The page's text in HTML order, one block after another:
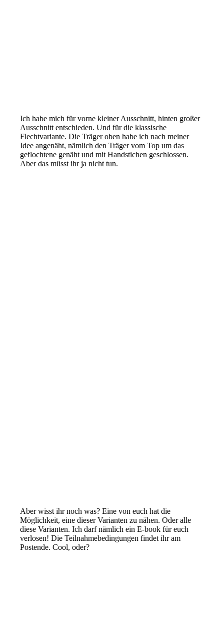
Ich habe mich für vorne kleiner Ausschnitt, hinten großer
Ausschnitt entschieden. Und für die klassische
Flechtvariante. Die Träger oben habe ich nach meiner
Idee angenäht, nämlich den Träger vom Top um das
geflochtene genäht und mit Handstichen geschlossen.
Aber das müsst ihr ja nicht tun.
Aber wisst ihr noch was? Eine von euch hat die
Möglichkeit, eine dieser Varianten zu nähen. Oder alle
diese Varianten. Ich darf nämlich ein E-book für euch
verlosen! Die Teilnahmebedingungen findet ihr am
Postende. Cool, oder?